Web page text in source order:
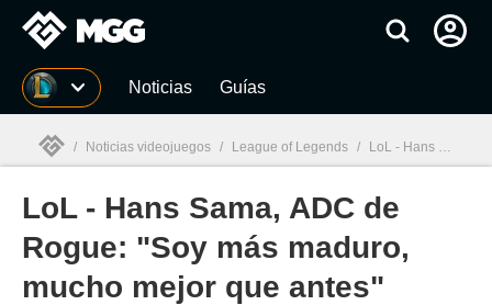
MGG Noticias Guías
MGG
/ Noticias videojuegos / League of Legends / LoL - Hans Sama, ADC de Rogue: "Soy más maduro, mucho mejor que antes"
LoL - Hans Sama, ADC de
Rogue: "Soy más maduro,
mucho mejor que antes"